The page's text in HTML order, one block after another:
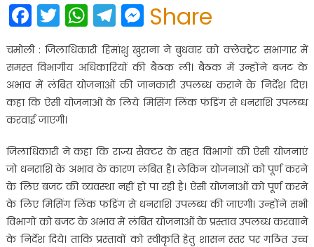
Facebook
Twitter
WhatsApp
Telegram
Messenger
Share
चमोली : जिलाधिकारी हिमांशु खुराना ने बुधवार को क्लेक्ट्रेट सभागार में
समस्त विभागीय अधिकारियों की बैठक ली। बैठक में उन्होंने बजट के
अभाव में लंबित योजनाओं की जानकारी उपलब्ध कराने के निर्देश दिए।
कहा कि ऐसी योजनाओं के लिये मिसिंग लिंक फंडिंग से धनराशि उपलब्ध
करवाई जाएगी।
जिलाधिकारी ने कहा कि राज्य सैक्टर के तहत विभागों की ऐसी योजनाएं
जो धनराशि के अभाव के कारण लंबित है। लेकिन योजनाओं को पूर्ण करने
के लिए बजट की व्यवस्था नहीं हो पा रही है। ऐसी योजनाओं को पूर्ण करने
के लिए मिसिंग लिंक फडिंग से धनराशि उपलब्ध की जाएगी। उन्होंने सभी
विभागों को बजट के अभाव में लंबित योजनाओं के प्रस्ताव उपलब्ध करवााने
के निर्देश दिये। ताकि प्रस्तावों को स्वीकृति हेतु शासन स्तर पर गठित उच्च